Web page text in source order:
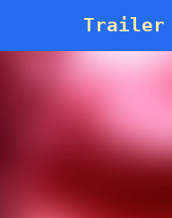
Trailer